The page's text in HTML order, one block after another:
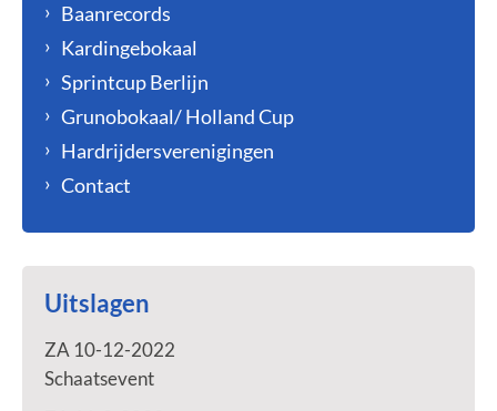
Baanrecords
Kardingebokaal
Sprintcup Berlijn
Grunobokaal/ Holland Cup
Hardrijdersverenigingen
Contact
Uitslagen
ZA 10-12-2022
Schaatsevent